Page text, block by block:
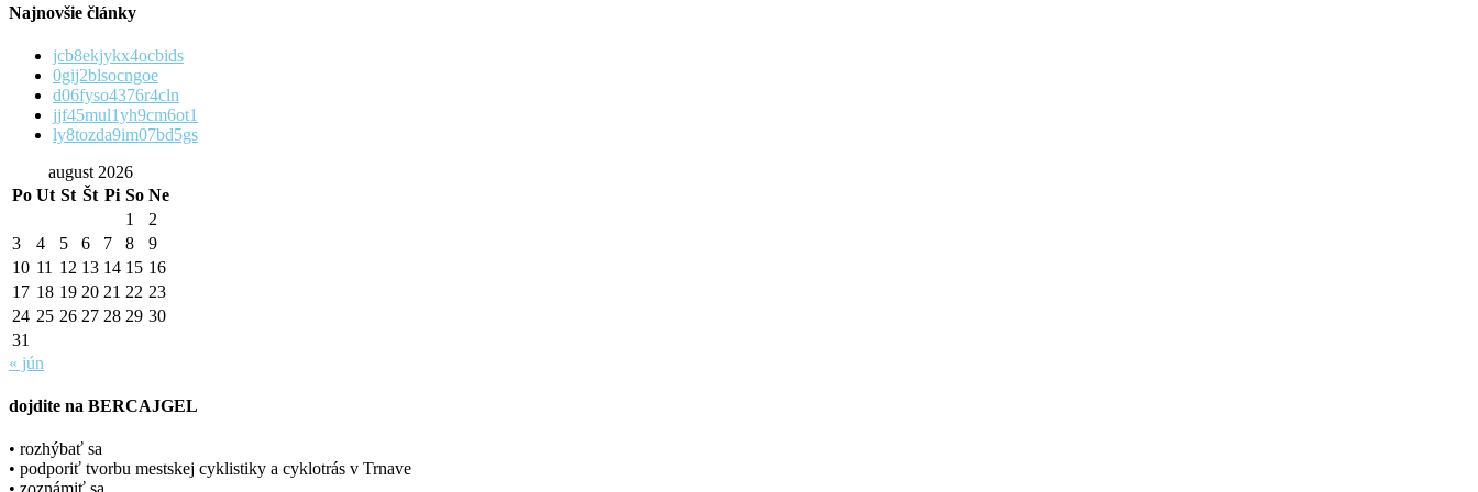
Najnovšie články
jcb8ekjykx4ocbids
0gij2blsocngoe
d06fyso4376r4cln
jjf45mul1yh9cm6ot1
ly8tozda9im07bd5gs
august 2026
Po Ut St Št Pi So Ne
1
2
3
4 5 6 7 8
9
10 11 12 13 14 15 16
17 18 19 20 21 22 23
24 25 26 27 28 29 30
31
« jún
dojdite na BERCAJGEL
• rozhýbať sa
• podporiť tvorbu mestskej cyklistiky a cyklotrás v Trnave